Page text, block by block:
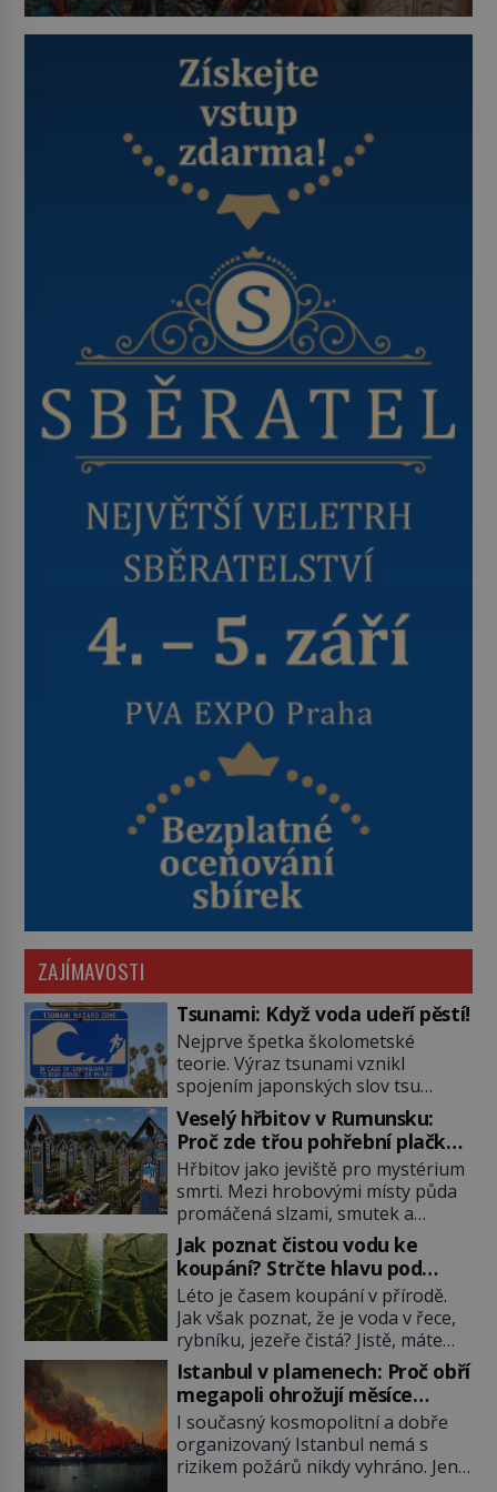
ZAJÍMAVOSTI
Tsunami: Když voda udeří pěstí!
Nejprve špetka školometské
teorie. Výraz tsunami vznikl
spojením japonských slov tsu
(přístav) a nami (vlna). Jedná se o
dlouhou vlnu, která je na volném
moři takřka nepostřehnutelná.
Ačkoli je vlnová délka tsunami i 300
kilometrů, výška vlny na volném
moři je maximálně 1,5 metru.
Máme se podobné obří vlny obávat
i v Evropě? Vznik tsunami si […]
Veselý hřbitov v Rumunsku:
Proč zde třou pohřební plačky
bídu s nouzí?
Hřbitov jako jeviště pro mystérium
smrti. Mezi hrobovými místy půda
promáčená slzami, smutek a
vědomí konečnosti lidské existence.
Jsou ale výjimky, kde pohřební
plačky smutně žmoulají kapesníky
nikoli při smutečním obřadu, ale
při pohledu na výši vyměřené
podpory v nezaměstnanosti. Kam
vás pozveme? Unikátní hřbitov,
který si vysloužil název „Veselý“,
najdeme v rumunské vesnici
Sapanta, nedaleko hranic […]
Jak poznat čistou vodu ke
koupání? Strčte hlavu pod
hladinu!
Léto je časem koupání v přírodě.
Jak však poznat, že je voda v řece,
rybníku, jezeře čistá? Jistě, máte
možnost využít informace
hygieniků či podrobit křížovému
výslechu provozovatele přírodního
koupaliště. Existuje ale ještě jiná
alternativa. Jaká? Podívat se pod
hladinu a zjistit, kdo si onu
Istanbul v plamenech: Proč obří
megapoli ohrožují měsíce
smaženého lilku?
I současný kosmopolitní a dobře
organizovaný Istanbul nemá s
rizikem požárů nikdy vyhráno. Jen